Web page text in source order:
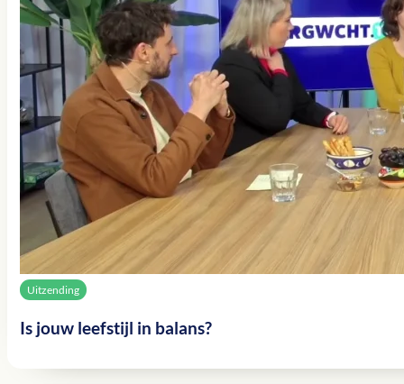
Uitzending
Is jouw leefstijl in balans?